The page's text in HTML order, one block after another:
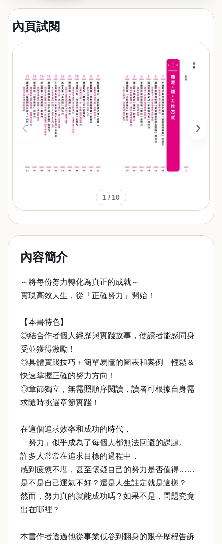
內頁試閱
‹ ›
1 / 10
內容簡介
～將每份努力轉化為真正的成就～
實現高效人生，從「正確努力」開始！
【本書特色】
◎結合作者個人經歷與實踐故事，使讀者能感同身
受並獲得激勵！
◎具體實踐技巧＋簡單易懂的圖表和案例，輕鬆＆
快速掌握正確的努力方向！
◎章節獨立，無需照順序閱讀，讀者可根據自身需
求隨時挑選章節實踐！
在這個追求效率和成功的時代，
「努力」似乎成為了每個人都無法回避的課題。
許多人常常在追求目標的過程中，
感到疲憊不堪，甚至懷疑自己的努力是否值得……
是不是自己運氣不好？還是人生註定就是這樣？
然而，努力真的就能成功嗎？如果不是，問題究竟
出在哪裡？
本書作者透過他從事業低谷到翻身的艱辛歷程告訴